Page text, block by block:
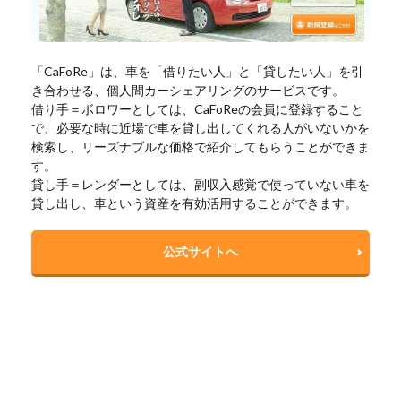
「CaFoRe」は、車を「借りたい人」と「貸したい人」を引
き合わせる、個人間カーシェアリングのサービスです。
借り手＝ボロワーとしては、CaFoReの会員に登録すること
で、必要な時に近場で車を貸し出してくれる人がいないかを
検索し、リーズナブルな価格で紹介してもらうことができま
す。
貸し手＝レンダーとしては、副収入感覚で使っていない車を
貸し出し、車という資産を有効活用することができます。
公式サイトへ